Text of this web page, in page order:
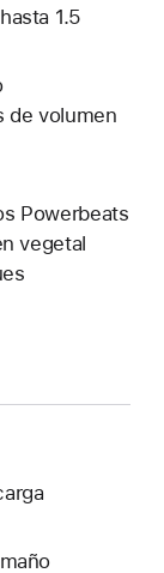
1.5
de volumen
Powerbeats
vegetal